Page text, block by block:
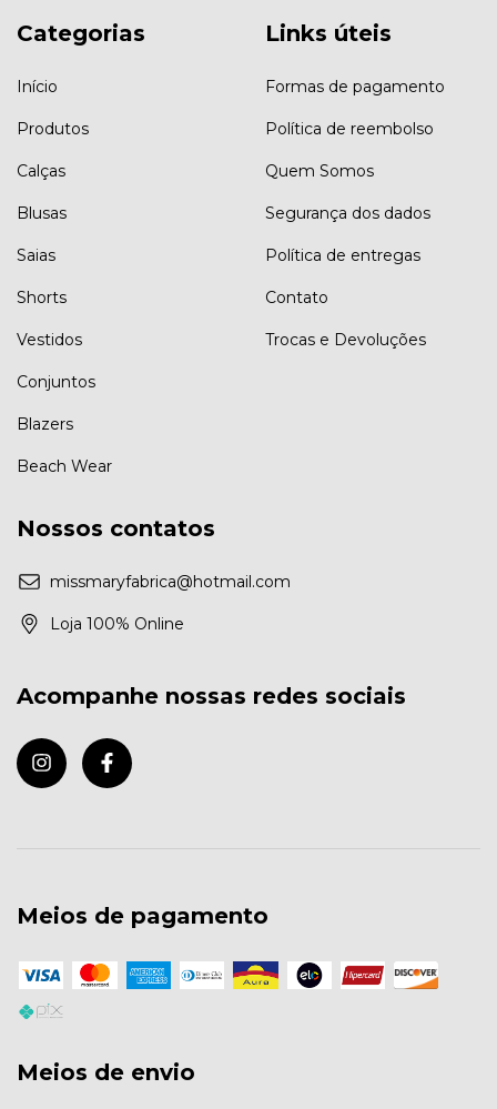
Categorias
Início
Produtos
Calças
Blusas
Saias
Shorts
Vestidos
Conjuntos
Blazers
Beach Wear
Links úteis
Formas de pagamento
Política de reembolso
Quem Somos
Segurança dos dados
Política de entregas
Contato
Trocas e Devoluções
Nossos contatos
missmaryfabrica@hotmail.com
Loja 100% Online
Acompanhe nossas redes sociais
Meios de pagamento
Meios de envio